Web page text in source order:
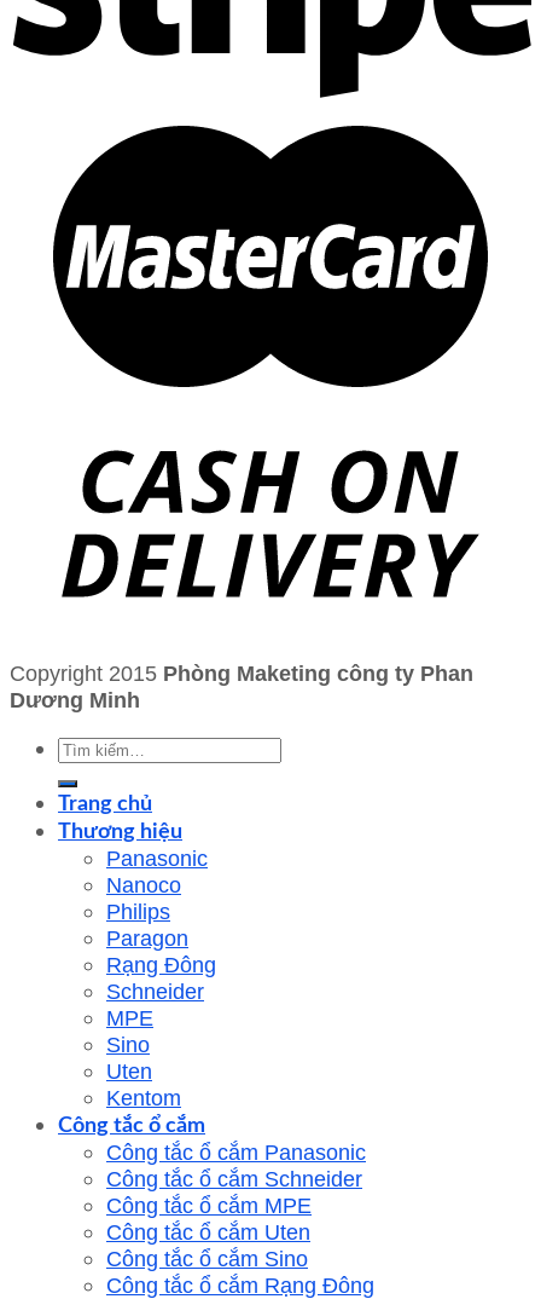
Copyright 2015 Phòng Maketing công ty Phan
Dương Minh
Tìm
Trang chủ
Thương hiệu
Panasonic
Nanoco
Philips
Paragon
Rạng Đông
Schneider
MPE
Sino
Uten
Kentom
Công tắc ổ cắm
Công tắc ổ cắm Panasonic
Công tắc ổ cắm Schneider
Công tắc ổ cắm MPE
Công tắc ổ cắm Uten
Công tắc ổ cắm Sino
Công tắc ổ cắm Rạng Đông